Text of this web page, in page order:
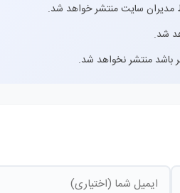
مدیران سایت منتشر خواهد شد.
شد.
باشد منتشر نخواهد شد.